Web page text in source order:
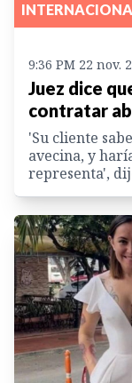
9:36 PM 22 nov.
Juez dice
contratar
'Su cliente
avecina, y
representa',